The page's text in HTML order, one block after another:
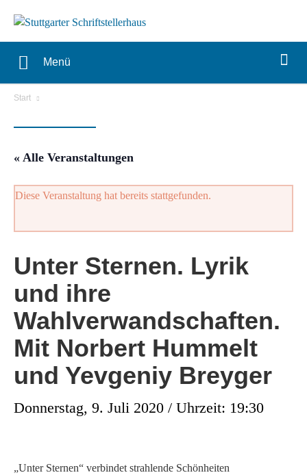
Menü
Start
« Alle Veranstaltungen
Diese Veranstaltung hat bereits stattgefunden.
Unter Sternen. Lyrik
und ihre
Wahlverwandschaften.
Mit Norbert Hummelt
und Yevgeniy Breyger
Donnerstag, 9. Juli 2020 / Uhrzeit: 19:30
„Unter Sternen“ verbindet strahlende Schönheiten